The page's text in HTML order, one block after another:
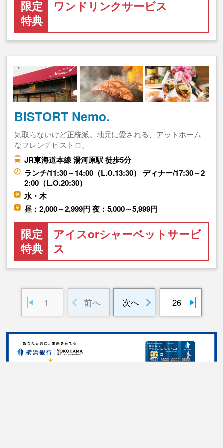
限定
特典
ワンドリンクサービス
BISTORT Nemo.
気取らないけど正統派。地元に愛される、アットホーム
なフレンチビストロ。
JR東海道本線 湯河原駅 徒歩5分
ランチ/11:30～14:00（L.O.13:30） ディナー/17:30～2
2:00（L.O.20:30）
水・木
昼：2,000～2,999円 夜：5,000～5,999円
限定
特典
アイスorシャーベットサービ
ス
1 前へ 次へ 26